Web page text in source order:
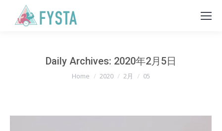
Daily Archives: 2020年2月5日
You are here:
Home 2020 2月 05